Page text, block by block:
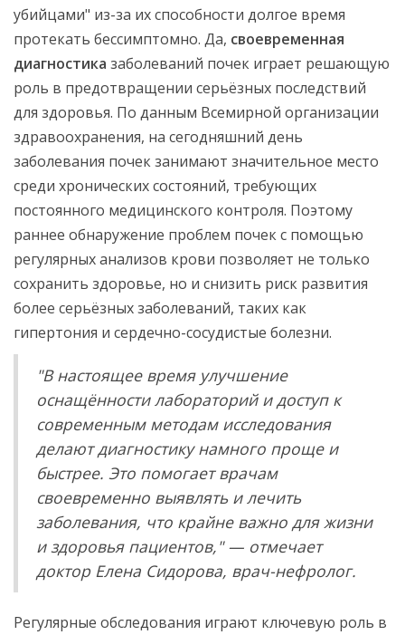
убийцами" из-за их способности долгое время
протекать бессимптомно. Да, своевременная
диагностика заболеваний почек играет решающую
роль в предотвращении серьёзных последствий
для здоровья. По данным Всемирной организации
здравоохранения, на сегодняшний день
заболевания почек занимают значительное место
среди хронических состояний, требующих
постоянного медицинского контроля. Поэтому
раннее обнаружение проблем почек с помощью
регулярных анализов крови позволяет не только
сохранить здоровье, но и снизить риск развития
более серьёзных заболеваний, таких как
гипертония и сердечно-сосудистые болезни.
"В настоящее время улучшение
оснащённости лабораторий и доступ к
современным методам исследования
делают диагностику намного проще и
быстрее. Это помогает врачам
своевременно выявлять и лечить
заболевания, что крайне важно для жизни
и здоровья пациентов," — отмечает
доктор Елена Сидорова, врач-нефролог.
Регулярные обследования играют ключевую роль в